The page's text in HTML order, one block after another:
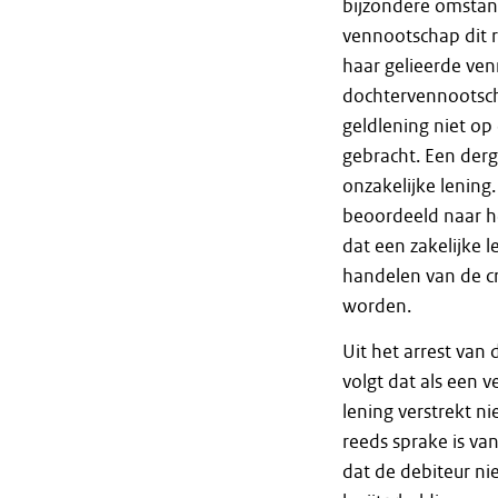
bijzondere
vennootschap dit
haar gelieerde
geldlening niet
gebracht. Een
onzakelijke
beoordeeld naar
dat een zakelijke
handelen van de
worden.
Uit het arrest van
volgt dat als een
lening verstrekt
reeds sprake is
dat de debiteur